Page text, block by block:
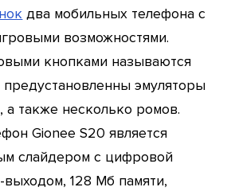
два мобильных телефона с
возможностями.
кнопками называются
предустановленны эмуляторы
а также несколько ромов.
Gionee S20 является
слайдером с цифровой
выходом, 128 Мб памяти,